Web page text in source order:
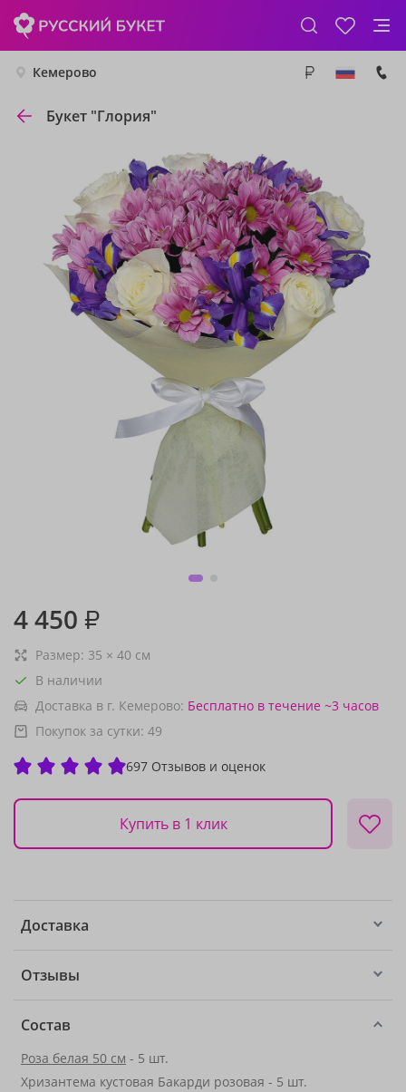
Кемерово
Букет "Глория"
4 450 ₽
Размер: 35 × 40 см
В наличии
Доставка в г. Кемерово: Бесплатно в течение ~3 часов
Покупок за сутки: 49
697 Отзывов и оценок
Купить в 1 клик
Доставка
Отзывы
Состав
Роза белая 50 см - 5 шт.
Хризантема кустовая Бакарди розовая - 5 шт.